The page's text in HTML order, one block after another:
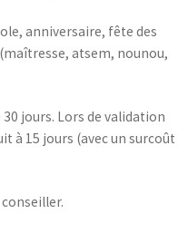
anniversaire, fête des
atsem, nounou,
jours. Lors de validation
à 15 jours (avec un surcoût